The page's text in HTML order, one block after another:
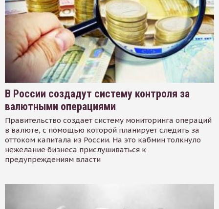
В России создадут систему контроля за
валютными операциями
Правительство создает систему мониторинга операций
в валюте, с помощью которой планирует следить за
оттоком капитала из России. На это кабмин толкнуло
нежелание бизнеса прислушиваться к
предупреждениям власти